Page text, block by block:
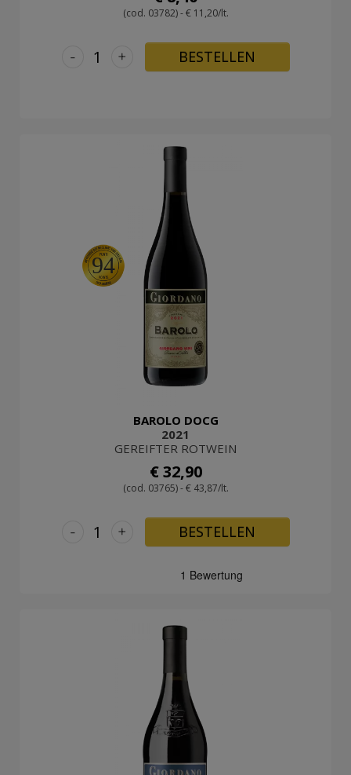
(cod. 03782) - € 11,20/lt.
+
- BESTELLEN
94
BAROLO DOCG
2021
GEREIFTER ROTWEIN
€ 32,90
(cod. 03765) - € 43,87/lt.
+
- BESTELLEN